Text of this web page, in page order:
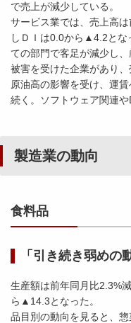
で売上が減少している。
サービス業では、売上高
しＤＩは0.0から▲4.2とな
ての部門で客足が減少し
被害を受けた企業があり
原油高の影響を受け、運
続く。ソフトウェア関連
製造業の動向
食料品
「引き続き弱めの
生産額は前年同月比2.3%
ら▲14.3となった。
品目別の動向を見ると、